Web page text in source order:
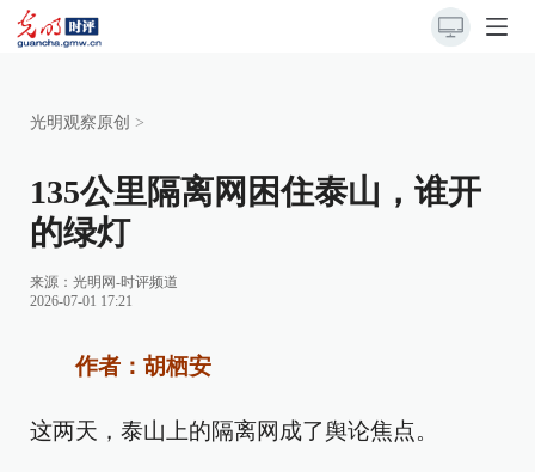
光明观察原创 >
135公里隔离网困住泰山，谁开
的绿灯
来源： 光明网-时评频道
2026-07-01 17:21
作者：胡栖安
这两天，泰山上的隔离网成了舆论焦点。